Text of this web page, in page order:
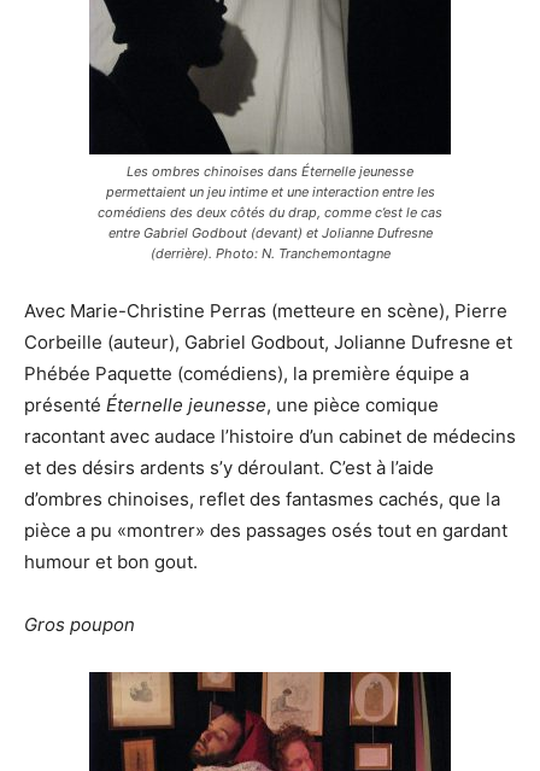
Les ombres chinoises dans Éternelle jeunesse
permettaient un jeu intime et une interaction entre les
comédiens des deux côtés du drap, comme c’est le cas
entre Gabriel Godbout (devant) et Jolianne Dufresne
(derrière). Photo: N. Tranchemontagne
Avec Marie-Christine Perras (metteure en scène), Pierre
Corbeille (auteur), Gabriel Godbout, Jolianne Dufresne et
Phébée Paquette (comédiens), la première équipe a
présenté Éternelle jeunesse, une pièce comique
racontant avec audace l’histoire d’un cabinet de médecins
et des désirs ardents s’y déroulant. C’est à l’aide
d’ombres chinoises, reflet des fantasmes cachés, que la
pièce a pu «montrer» des passages osés tout en gardant
humour et bon gout.
Gros poupon